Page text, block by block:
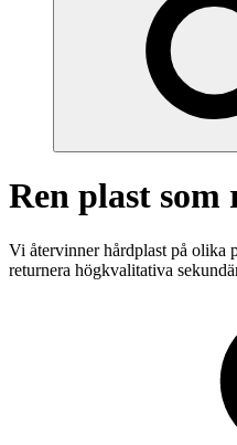
Ren plast
Vi återvinner hårdplast på olika
returnera högkvalitativa